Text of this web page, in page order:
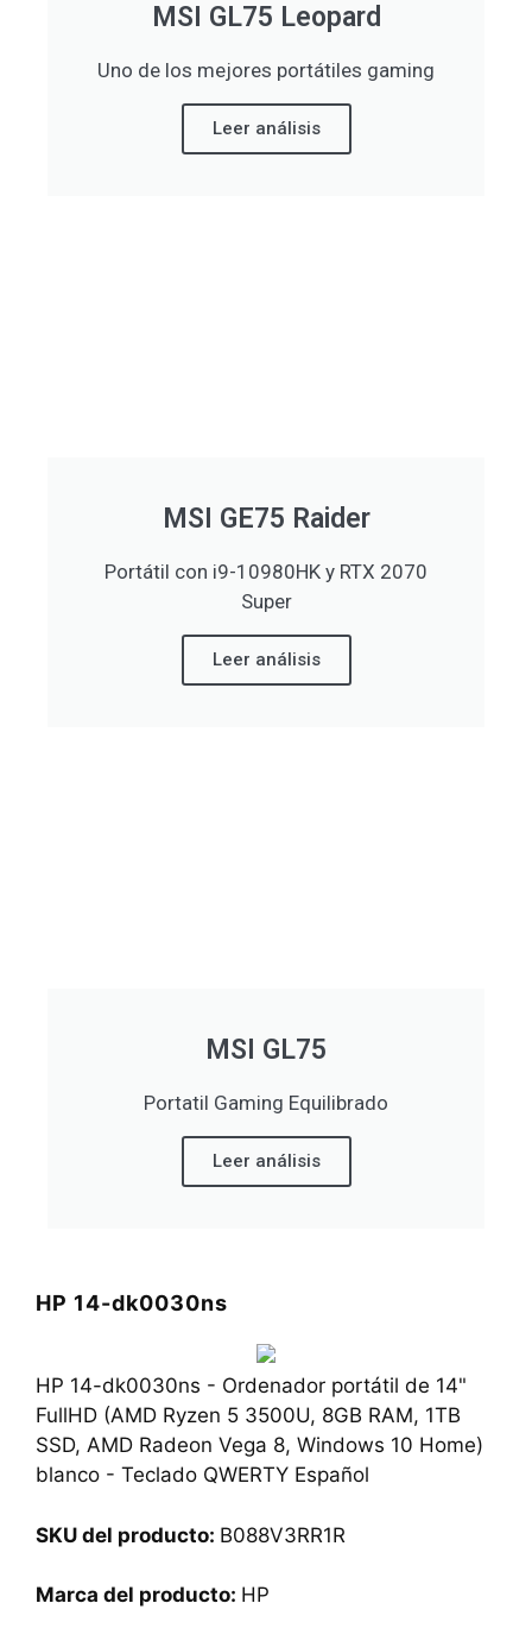
MSI GL75 Leopard
Uno de los mejores portátiles gaming
Leer análisis
MSI GE75 Raider
Portátil con i9-10980HK y RTX 2070
Super
Leer análisis
MSI GL75
Portatil Gaming Equilibrado
Leer análisis
HP 14-dk0030ns
HP 14-dk0030ns - Ordenador portátil de 14"
FullHD (AMD Ryzen 5 3500U, 8GB RAM, 1TB
SSD, AMD Radeon Vega 8, Windows 10 Home)
blanco - Teclado QWERTY Español
SKU del producto: B088V3RR1R
Marca del producto: HP